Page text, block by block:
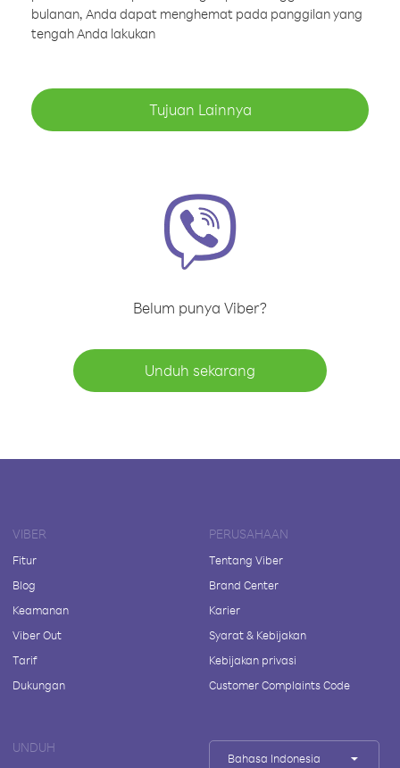
bulanan, Anda dapat menghemat pada panggilan yang
tengah Anda lakukan
Tujuan Lainnya
Belum punya Viber?
Unduh sekarang
VIBER
Fitur
Blog
Keamanan
Viber Out
Tarif
Dukungan
PERUSAHAAN
Tentang Viber
Brand Center
Karier
Syarat & Kebijakan
Kebijakan privasi
Customer Complaints Code
UNDUH
Bahasa Indonesia